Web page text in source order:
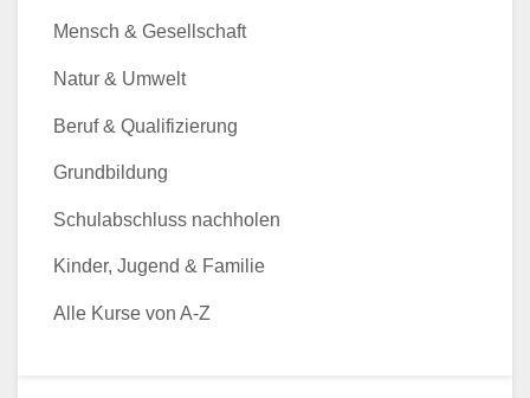
Mensch & Gesellschaft
Natur & Umwelt
Beruf & Qualifizierung
Grundbildung
Schulabschluss nachholen
Kinder, Jugend & Familie
Alle Kurse von A-Z